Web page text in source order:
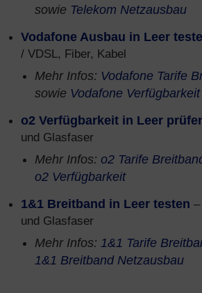
sowie Telekom Netzausbau
Vodafone Ausbau in Leer
/ VDSL, Fiber, Kabel
Mehr Infos: Vodafone Tarife
sowie Vodafone Verfügbarkeit
o2 Verfügbarkeit in Leer
und Glasfaser
Mehr Infos: o2 Tarife
o2 Verfügbarkeit
1&1 Breitband in Leer testen –
und Glasfaser
Mehr Infos: 1&1 Tarife
1&1 Breitband Netzausbau